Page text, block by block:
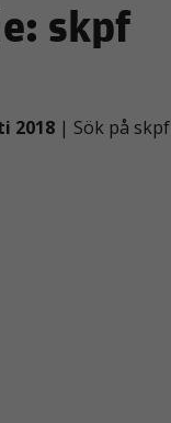
skpf
2018 | Sök på skpf